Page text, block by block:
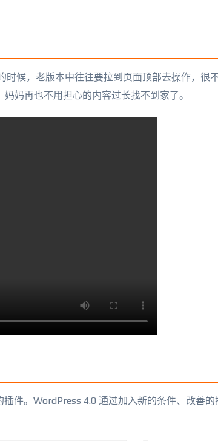
候，老版本中往往要拉到页面顶部去操作，很
妈再也不用担心的内容过长找不到家了。
件。WordPress 4.0 通过加入新的条件、改善的